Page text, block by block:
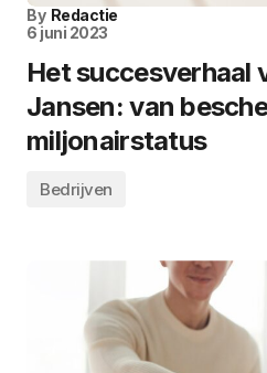
By Redactie
6 juni 2023
Het succesverhaal
Jansen: van
miljonairstatus
Bedrijven